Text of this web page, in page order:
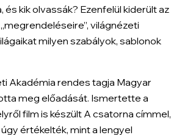
kik olvassák? Ezenfelül kiderült az
világnézeti
milyen szabályok, sablonok
Akadémia rendes tagja Magyar
meg előadását. Ismertette a
film is készültA csatorna címmel,
értékelték, mint a lengyel